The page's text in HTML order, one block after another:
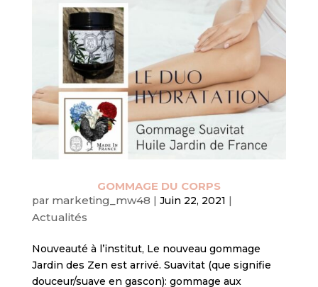
GOMMAGE DU CORPS
par marketing_mw48 | Juin 22, 2021 |
Actualités
Nouveauté à l’institut, Le nouveau gommage
Jardin des Zen est arrivé. Suavitat (que signifie
douceur/suave en gascon): gommage aux